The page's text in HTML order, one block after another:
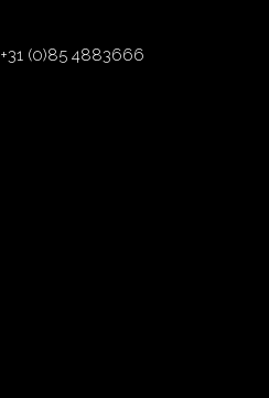
+31 (0)85 4883666